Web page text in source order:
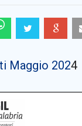
Maggio 2024